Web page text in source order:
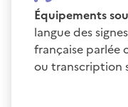
Équipements
langue des
française parlée
ou transcription